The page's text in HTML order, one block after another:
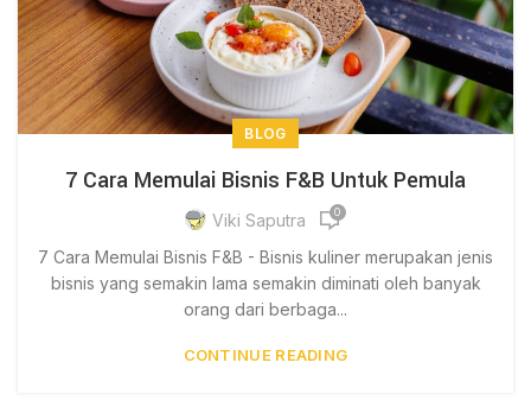
BLOG
7 Cara Memulai Bisnis F&B Untuk Pemula
Viki Saputra 0
7 Cara Memulai Bisnis F&B - Bisnis kuliner merupakan jenis
bisnis yang semakin lama semakin diminati oleh banyak
orang dari berbaga...
CONTINUE READING